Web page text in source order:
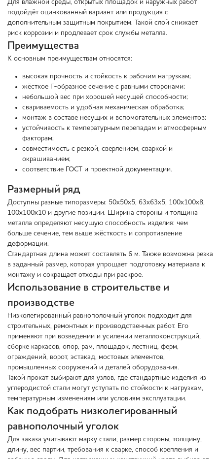
Для влажной среды, открытых площадок и наружных работ
подойдёт оцинкованный вариант или продукция с
дополнительным защитным покрытием. Такой слой снижает
риск коррозии и продлевает срок службы металла.
Преимущества
К основным преимуществам относятся:
высокая прочность и стойкость к рабочим нагрузкам;
жёсткое Г-образное сечение с равными сторонами;
небольшой вес при хорошей несущей способности;
свариваемость и удобная механическая обработка;
монтаж в составе несущих и вспомогательных элементов;
устойчивость к температурным перепадам и атмосферным
факторам;
совместимость с резкой, сверлением, сваркой и
окрашиванием;
соответствие ГОСТ и проектной документации.
Размерный ряд
Доступны разные типоразмеры: 50х50х5, 63х63х5, 100х100х8,
100х100х10 и другие позиции. Ширина стороны и толщина
металла определяют несущую способность изделия: чем
больше сечение, тем выше жёсткость и сопротивление
деформации.
Стандартная длина может составлять 6 м. Также возможна резка
в заданный размер, которая упрощает подготовку материала к
монтажу и сокращает отходы при раскрое.
Использование в строительстве и
производстве
Низколегированный равнополочный уголок подходит для
строительных, ремонтных и производственных работ. Его
применяют при возведении и усилении металлоконструкций,
сборке каркасов, опор, рам, площадок, лестниц, ферм,
ограждений, ворот, эстакад, мостовых элементов,
промышленных сооружений и деталей оборудования.
Такой прокат выбирают для узлов, где стандартные изделия из
углеродистой стали могут уступать по стойкости к нагрузкам,
температурным изменениям или условиям эксплуатации.
Как подобрать низколегированный
равнополочный уголок
Для заказа учитывают марку стали, размер стороны, толщину,
длину, вес партии, требования к сварке, способ крепления и